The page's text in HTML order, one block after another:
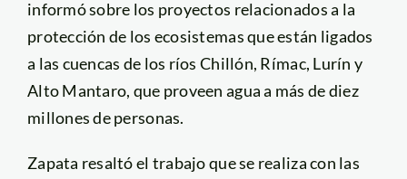
informó sobre los proyectos relacionados a la
protección de los ecosistemas que están ligados
a las cuencas de los ríos Chillón, Rímac, Lurín y
Alto Mantaro, que proveen agua a más de diez
millones de personas.
Zapata resaltó el trabajo que se realiza con las